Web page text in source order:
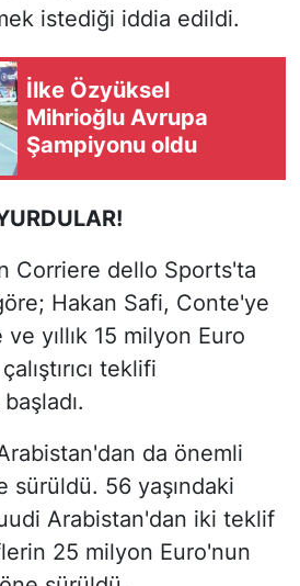
istediği iddia edildi.
İlke Özyüksel
Mihrioğlu Avrupa
Şampiyonu oldu
Corriere dello Sports'ta
Hakan Safi, Conte'ye
ve yıllık 15 milyon Euro
teklifi
da önemli
sürüldü. 56 yaşındaki
Arabistan'dan iki teklif
25 milyon Euro'nun